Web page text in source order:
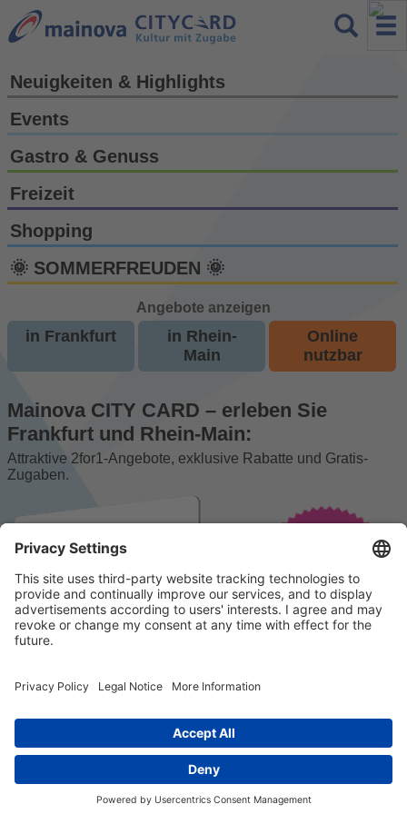
Neuigkeiten & Highlights
Events
Gastro & Genuss
Freizeit
Shopping
🌞 SOMMERFREUDEN 🌞
Angebote anzeigen
in Frankfurt
in Rhein-
Main
Online
nutzbar
Mainova CITY CARD – erleben Sie
Frankfurt und Rhein-Main:
Attraktive 2for1-Angebote, exklusive Rabatte und Gratis-
Zugaben.
© 2023 k/c/e Marketing GmbH –Impressum